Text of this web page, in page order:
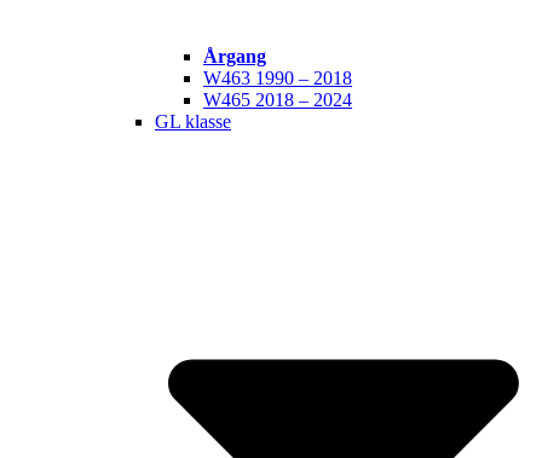
Årgang
W463 1990 – 2018
W465 2018 – 2024
GL klasse